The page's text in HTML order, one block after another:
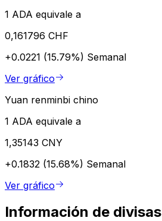
1 ADA equivale a
0,161796 CHF
+0.0221 (15.79%) Semanal
Ver gráfico
Yuan renminbi chino
1 ADA equivale a
1,35143 CNY
+0.1832 (15.68%) Semanal
Ver gráfico
Información de divisas